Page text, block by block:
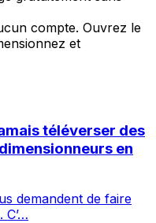
compte. Ouvrez le
et
téléverser des
en
demandent de faire
C’…